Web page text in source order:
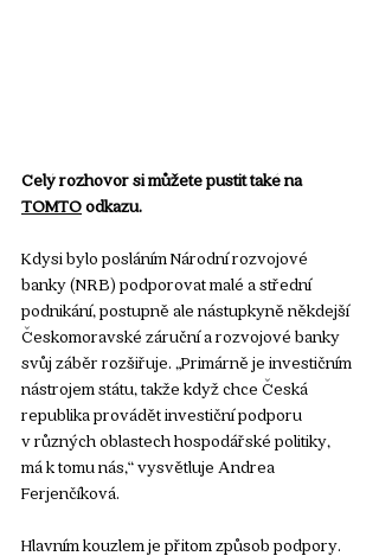
Celý rozhovor si můžete pustit také na
TOMTO odkazu.
Kdysi bylo posláním Národní rozvojové
banky (NRB) podporovat malé a střední
podnikání, postupně ale nástupkyně někdejší
Českomoravské záruční a rozvojové banky
svůj záběr rozšiřuje. „Primárně je investičním
nástrojem státu, takže když chce Česká
republika provádět investiční podporu
v různých oblastech hospodářské politiky,
má k tomu nás,“ vysvětluje Andrea
Ferjenčíková.
Hlavním kouzlem je přitom způsob podpory.